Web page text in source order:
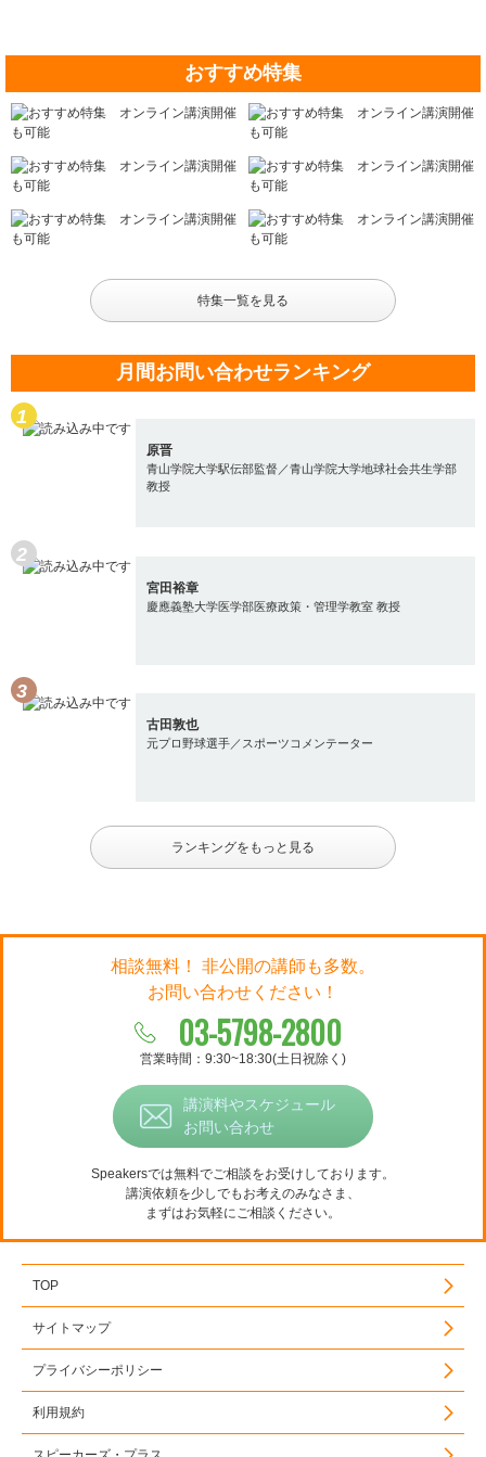
おすすめ特集
特集一覧を見る
月間お問い合わせランキング
原晋
青山学院大学駅伝部監督／青山学院大学地球社会共生学部
教授
宮田裕章
慶應義塾大学医学部医療政策・管理学教室 教授
古田敦也
元プロ野球選手／スポーツコメンテーター
ランキングをもっと見る
相談無料！ 非公開の講師も多数。
お問い合わせください！
03-5798-2800
営業時間：9:30~18:30(土日祝除く)
講演料やスケジュール
お問い合わせ
Speakersでは無料でご相談をお受けしております。
講演依頼を少しでもお考えのみなさま、
まずはお気軽にご相談ください。
TOP
サイトマップ
プライバシーポリシー
利用規約